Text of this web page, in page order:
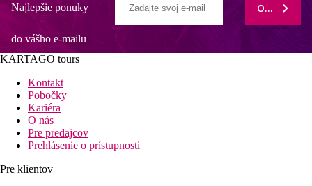
Najlepšie ponuky
do vášho e-mailu
ODOBERAŤ
KARTAGO tours
Kontakt
Pobočky
Kariéra
O nás
Pre predajcov
Prehlásenie o prístupnosti
Pre klientov